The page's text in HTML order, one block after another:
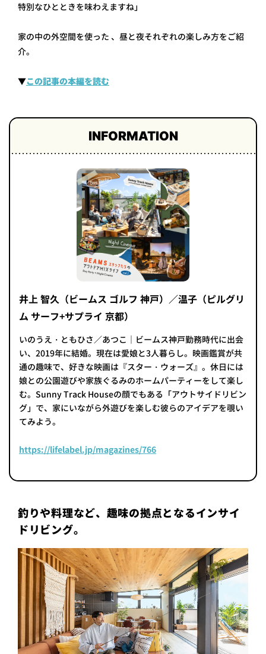
特別なひとときを味わえますね」
家の中の外空間を使った 、昼と夜それぞれの楽しみ方をご紹
介。
▼この記事の本編を読む
INFORMATION
井上 智久（ビームス ゴルフ 神戸）／温子（ピルグリ
ム サーフ+サプライ 京都）
いのうえ・ともひさ／あつこ｜ビームス神戸勤務時代に出会
い、2019年に結婚。現在は愛娘と3人暮らし。映画鑑賞が共
通の趣味で、好きな映画は『スター・ウォーズ』。休日には
娘との公園遊びや家族ぐるみのホームパーティーをして楽し
む。Sunny Track Houseの顔でもある「アウトサイドリビン
グ」で、家にいながら外遊びを楽しむ彼らのアイデアを覗い
てみよう。
https://lifelabel.jp/magazines/766
釣りや料理など、趣味の拠点となるインサイ
ドリビング。